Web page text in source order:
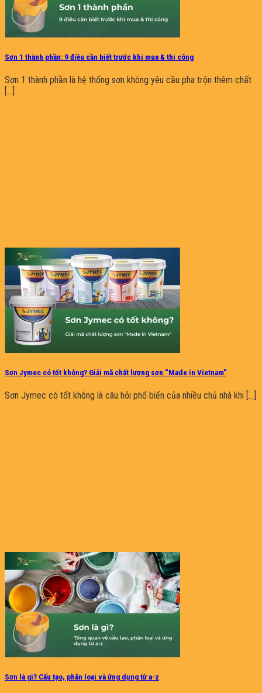
Sơn 1 thành phần: 9 điều cần biết trước khi mua & thi công
Sơn 1 thành phần là hệ thống sơn không yêu cầu pha trộn thêm chất
[...]
Sơn Jymec có tốt không? Giải mã chất lượng sơn “Made in Vietnam”
Sơn Jymec có tốt không là câu hỏi phổ biến của nhiều chủ nhà khi [...]
Sơn là gì? Cấu tạo, phân loại và ứng dụng từ a-z